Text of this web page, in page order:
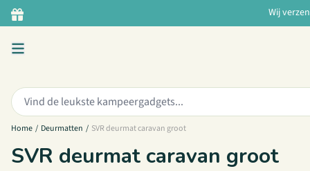
Ga naar de inhoud Wij
Zoeken:
Home / Deurmatten / SVR deurmat caravan groot
SVR deurmat caravan groot